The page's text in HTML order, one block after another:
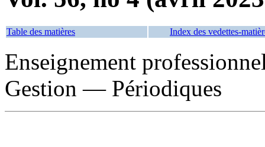
Table des matières Index des vedettes-
Enseignement
Gestion — Périodiques